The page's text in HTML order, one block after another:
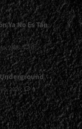
Ya No Es Tan
2026 0
2026 0